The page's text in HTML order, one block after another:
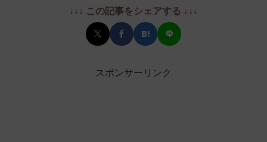
↓↓↓ この記事をシェアする ↓↓↓
スポンサーリンク